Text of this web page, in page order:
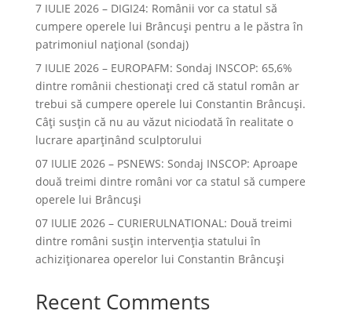
7 IULIE 2026 – DIGI24: Românii vor ca statul să
cumpere operele lui Brâncuși pentru a le păstra în
patrimoniul național (sondaj)
7 IULIE 2026 – EUROPAFM: Sondaj INSCOP: 65,6%
dintre românii chestionați cred că statul român ar
trebui să cumpere operele lui Constantin Brâncuși.
Câți susțin că nu au văzut niciodată în realitate o
lucrare aparținând sculptorului
07 IULIE 2026 – PSNEWS: Sondaj INSCOP: Aproape
două treimi dintre români vor ca statul să cumpere
operele lui Brâncuși
07 IULIE 2026 – CURIERULNATIONAL: Două treimi
dintre români susțin intervenția statului în
achiziționarea operelor lui Constantin Brâncuși
Recent Comments